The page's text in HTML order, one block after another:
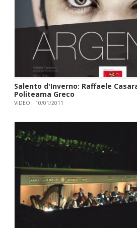
Salento d'Inverno: Raffaele
Politeama Greco
VIDEO 10/01/2011